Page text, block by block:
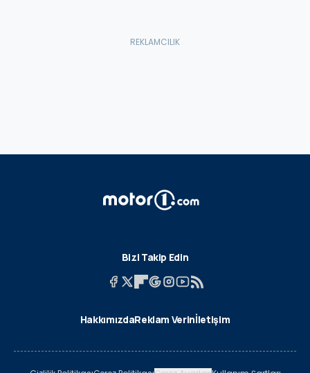
Bizi Takip Edin
HakkımızdaReklam Verinİletişim